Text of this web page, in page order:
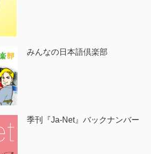
みんなの日本語倶楽部
季刊『Ja-Net』バックナンバー